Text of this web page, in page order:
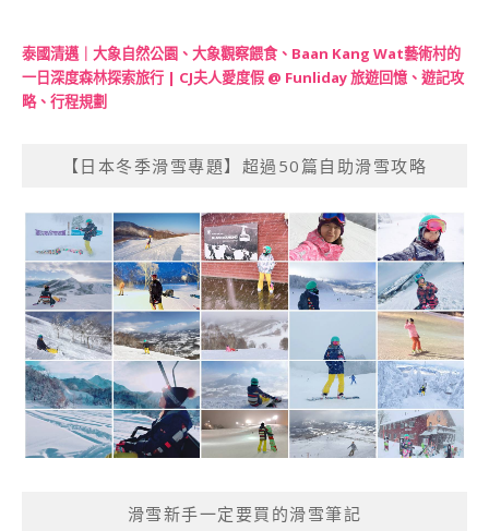
泰國清邁｜大象自然公園、大象觀察餵食、Baan Kang Wat藝術村的
一日深度森林探索旅行 | CJ夫人愛度假 @ Funliday 旅遊回憶、遊記攻
略、行程規劃
【日本冬季滑雪專題】超過50篇自助滑雪攻略
滑雪新手一定要買的滑雪筆記